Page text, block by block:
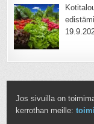
Jos sivuilla on
kerrothan meille: